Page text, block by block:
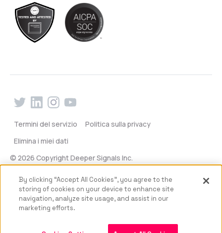
Termini del servizio
Politica sulla privacy
Elimina i miei dati
© 2026 Copyright Deeper Signals Inc.
By clicking “Accept All Cookies”, you agree to the
storing of cookies on your device to enhance site
navigation, analyze site usage, and assist in our
marketing efforts.